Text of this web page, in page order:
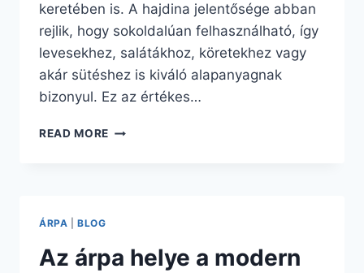
keretében is. A hajdina jelentősége abban
rejlik, hogy sokoldalúan felhasználható, így
levesekhez, salátákhoz, köretekhez vagy
akár sütéshez is kiváló alapanyagnak
bizonyul. Ez az értékes…
READ MORE A
ÁRPA |BLOG
Az árpa helye a modern